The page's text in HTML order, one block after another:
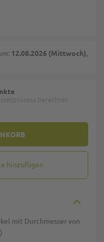
12.08.2026 (Mittwoch),
berechnet.
hinzufügen
mit Durchmesser von